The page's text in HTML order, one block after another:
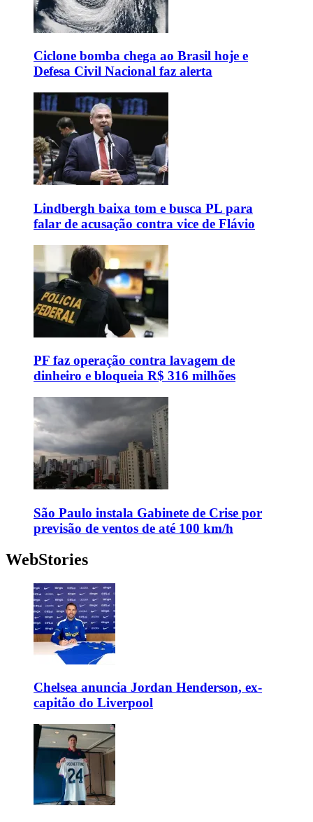
Ciclone bomba chega ao Brasil hoje e
Defesa Civil Nacional faz alerta
Lindbergh baixa tom e busca PL para
falar de acusação contra vice de Flávio
PF faz operação contra lavagem de
dinheiro e bloqueia R$ 316 milhões
São Paulo instala Gabinete de Crise por
previsão de ventos de até 100 km/h
WebStories
Chelsea anuncia Jordan Henderson, ex-
capitão do Liverpool